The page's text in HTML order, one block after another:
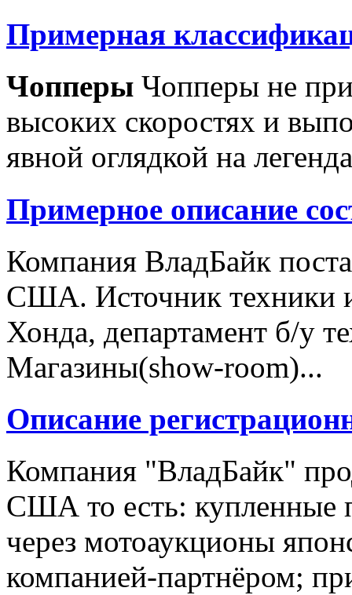
Примерная
Чопперы Чопперы не
высоких скоростях и
явной оглядкой на
Примерное описание
Компания ВладБайк
США. Источник техники
Хонда, департамент б/у
Магазины(show-room)...
Описание
Компания "ВладБайк"
США то есть: купленные
через мотоаукционы
компанией-партнёром;